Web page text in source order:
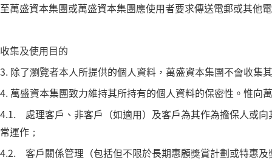
至萬盛資本集團或萬盛資本集團應使用者要求傳送電郵或其他
收集及使用目的
3. 除了瀏覽者本人所提供的個人資料，萬盛資本集團不會收
4. 萬盛資本集團致力維持其所持有的個人資料的保密性。惟
4.1. 處理客戶、非客戶（如適用）及客戶為其作為擔保人或
常運作；
4.2. 客戶關係管理（包括但不限於長期惠顧獎賞計劃或特惠